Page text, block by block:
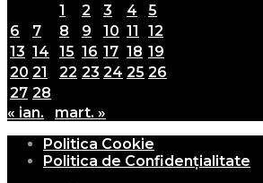
1
2 3 4
5
6
7 8 9 10 11
12
13 14 15 16 17 18 19
20 21 22 23 24 25 26
27 28
« ian.
mart. »
Politica Cookie
Politica de Confidențialitate